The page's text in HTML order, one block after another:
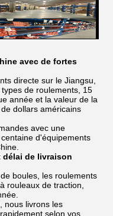
avec de fortes
directe sur le Jiangsu,
de roulements, 15
année et la valeur de la
dollars américains
avec une
d'équipements
délai de livraison
boules, les roulements
rouleaux de traction,
nous livrons les
selon vos